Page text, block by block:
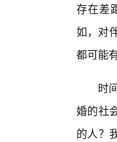
存在差
如，对
都可能
时
婚的社
的人？